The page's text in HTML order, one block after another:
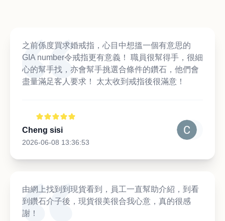
之前係度買求婚戒指，心目中想搵一個有意思的
GIA number令戒指更有意義！ 職員很幫得手，很細
心的幫手找，亦會幫手挑選合條件的鑽石，他們會
盡量滿足客人要求！ 太太收到戒指後很滿意！
Cheng sisi
2026-06-08 13:36:53
由網上找到到現貨看到，員工一直幫助介紹，到看
到鑽石介子後，現貨很美很合我心意，真的很感
謝！